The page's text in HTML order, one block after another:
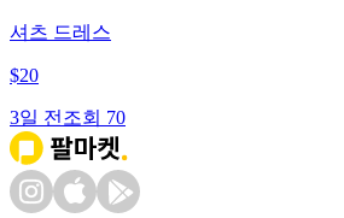
셔츠 드레스
$20
3일 전 조회 70